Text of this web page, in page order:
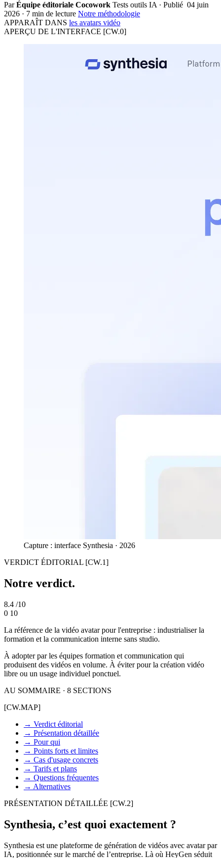
ParÉquipe éditoriale Cocowork Tests outils IA · Publié 04 juin
2026 · 7 min de lecture Notre méthodologie
APPARAÎT DANS les avatars vidéo
APERÇU DE L'INTERFACE [CW.0]
Capture : interface Synthesia · 2026
VERDICT ÉDITORIAL [CW.1]
Notre verdict.
8.4 /10
0 10
La référence de la vidéo avatar pour l'entreprise : industrialiser la
formation et la communication interne sans studio.
À adopter par les équipes formation et communication qui
produisent des vidéos en volume. À éviter pour la création vidéo
libre ou un usage individuel ponctuel.
AU SOMMAIRE · 8 SECTIONS
[CW.MAP]
→ Verdict éditorial
→ Présentation détaillée
→ Pour qui
→ Points forts et limites
→ Cas d'usage concrets
→ Tarifs et plans
→ Questions fréquentes
→ Alternatives
PRÉSENTATION DÉTAILLÉE [CW.2]
Synthesia, c’est quoi exactement ?
Synthesia est une plateforme de génération de vidéos avec avatar par
IA, positionnée sur le marché de l’entreprise. Là où HeyGen séduit